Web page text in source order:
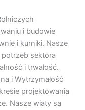
i budowie
i kurniki. Nasze
sektora
i trwałość.
i Wytrzymałość
projektowania
Nasze wiaty są